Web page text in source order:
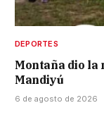
DEPORTES
Montaña dio la
Mandiyú
6 de agosto de 2026